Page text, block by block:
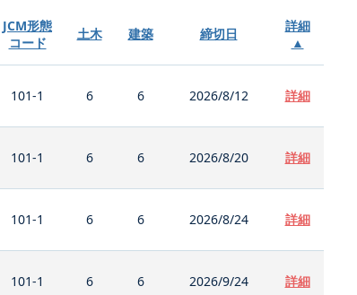
JCM形態
コード
土木 建築 締切日
詳細
▲
101-1 6 6 2026/8/12 詳細
101-1 6 6 2026/8/20 詳細
101-1 6 6 2026/8/24 詳細
101-1 6 6 2026/9/24 詳細